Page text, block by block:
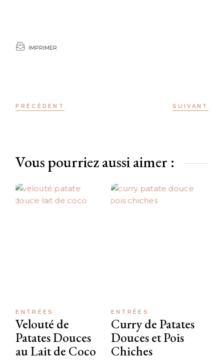
IMPRIMER
PRÉCÉDENT SUIVANT
Vous pourriez aussi aimer :
ENTRÉES
Velouté de
Patates Douces
au Lait de Coco
ENTRÉES
Curry de Patates
Douces et Pois
Chiches